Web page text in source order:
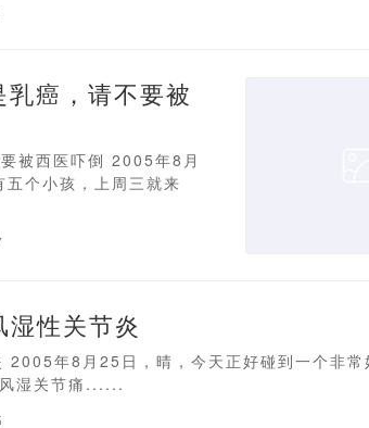
癌，请不要被
被西医吓倒 2005年8月
个小孩，上周三就来
性关节炎
年8月25日，晴，今天正好碰到一个非常
湿关节痛......